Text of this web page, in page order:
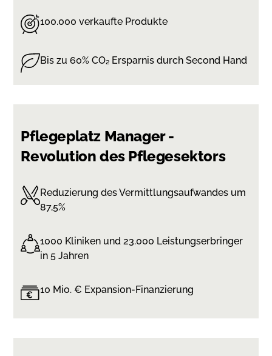
100.000 verkaufte Produkte
Bis zu 60% CO₂ Ersparnis durch Second Hand
Pflegeplatz Manager -
Revolution des Pflegesektors
Reduzierung des Vermittlungsaufwandes um
87,5%
1000 Kliniken und 23.000 Leistungserbringer
in 5 Jahren
10 Mio. € Expansion-Finanzierung